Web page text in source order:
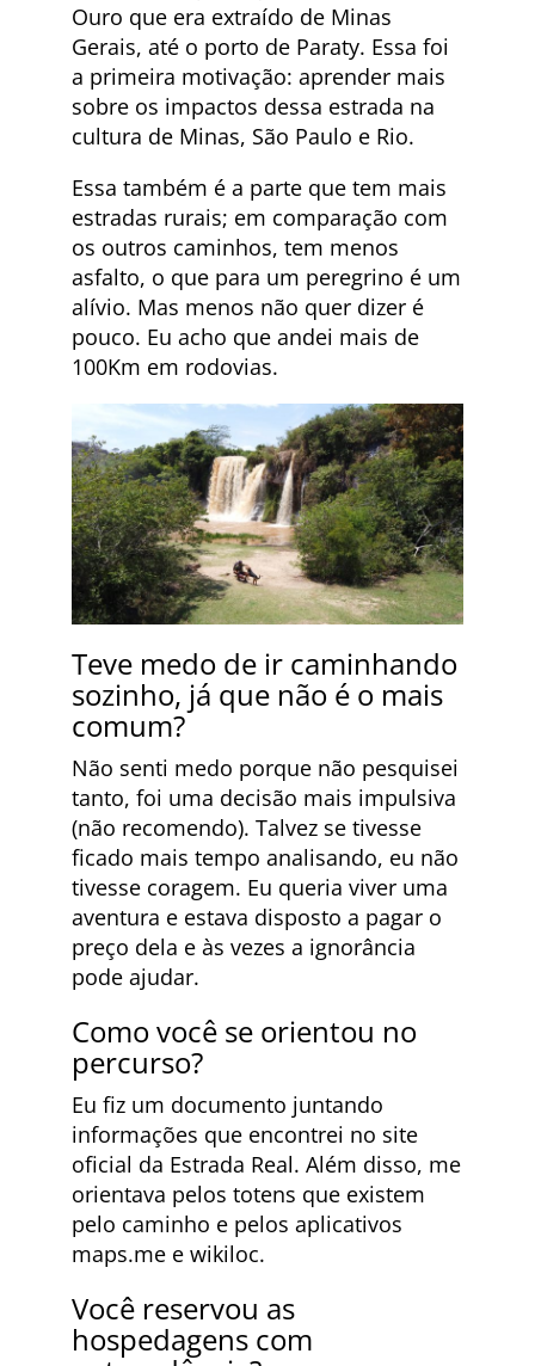
Ouro que era extraído de Minas
Gerais, até o porto de Paraty. Essa foi
a primeira motivação: aprender mais
sobre os impactos dessa estrada na
cultura de Minas, São Paulo e Rio.
Essa também é a parte que tem mais
estradas rurais; em comparação com
os outros caminhos, tem menos
asfalto, o que para um peregrino é um
alívio. Mas menos não quer dizer é
pouco. Eu acho que andei mais de
100Km em rodovias.
Teve medo de ir caminhando
sozinho, já que não é o mais
comum?
Não senti medo porque não pesquisei
tanto, foi uma decisão mais impulsiva
(não recomendo). Talvez se tivesse
ficado mais tempo analisando, eu não
tivesse coragem. Eu queria viver uma
aventura e estava disposto a pagar o
preço dela e às vezes a ignorância
pode ajudar.
Como você se orientou no
percurso?
Eu fiz um documento juntando
informações que encontrei no site
oficial da Estrada Real. Além disso, me
orientava pelos totens que existem
pelo caminho e pelos aplicativos
maps.me e wikiloc.
Você reservou as
hospedagens com